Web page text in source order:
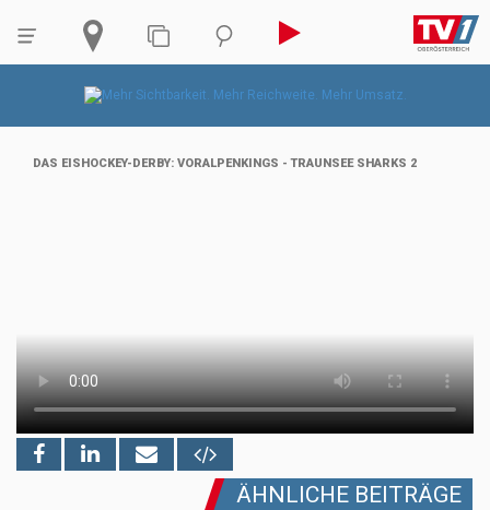
DAS EISHOCKEY-DERBY: VORALPENKINGS - TRAUNSEE SHARKS 2
ÄHNLICHE BEITRÄGE